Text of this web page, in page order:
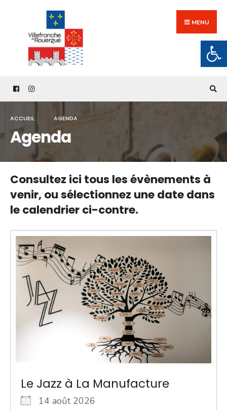
content
MENU
ACCUEIL AGENDA
Agenda
Consultez ici tous les évènements à
venir,ou sélectionnez une date dans
le calendrier ci-contre.
Le Jazz à La Manufacture
14 août 2026